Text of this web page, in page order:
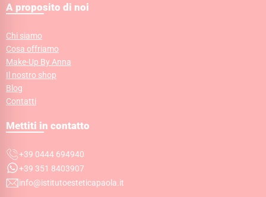
A proposito di noi
Chi siamo
Cosa offriamo
Make-Up By Anna
Il nostro shop
Blog
Contatti
Mettiti in contatto
+39 0444 694940
+39 351 8403907
info@istitutoesteticapaola.it